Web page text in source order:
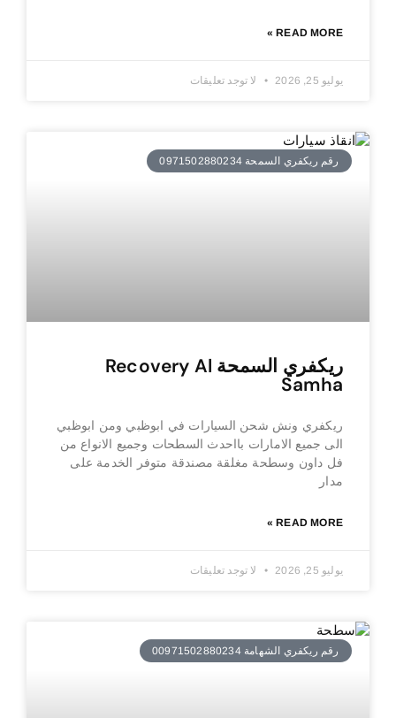
READ MORE »
يوليو 25, 2026 لا توجد تعليقات
رقم ريكفري السمحة 0971502880234
ريكفري السمحة Recovery Al
Samha
ريكفري ونش شحن السيارات في ابوظبي ومن ابوظبي
الى جميع الامارات بااحدث السطحات وجميع الانواع من
فل داون وسطحة مغلقة مصندقة متوفر الخدمة على
مدار
READ MORE »
يوليو 25, 2026 لا توجد تعليقات
رقم ريكفري الشهامة 00971502880234